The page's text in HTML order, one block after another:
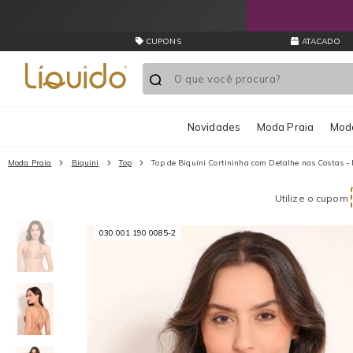
CUPONS ATACADO
Novidades Moda Praia
Moda Praia Biquíni Top Top de Biquíni Cortininha com Detalhe nas Costas -
Utilize o cupom
030 001 190 0085-2